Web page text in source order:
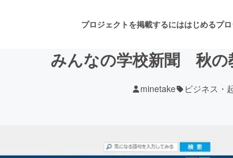
プロジェクトを掲載するにははじめるプ
みんなの学校新聞 秋の
minetake ビジネス・